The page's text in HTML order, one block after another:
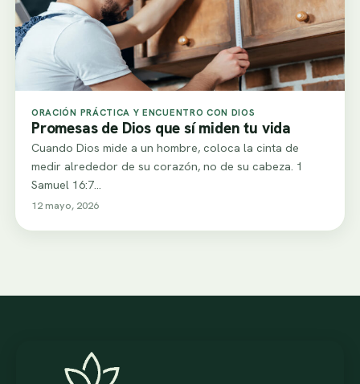
ORACIÓN PRÁCTICA Y ENCUENTRO CON DIOS
Promesas de Dios que sí miden tu vida
Cuando Dios mide a un hombre, coloca la cinta de
medir alrededor de su corazón, no de su cabeza. 1
Samuel 16:7…
12 mayo, 2026